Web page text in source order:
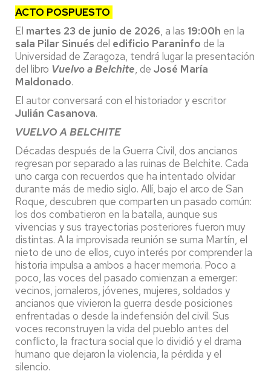
ACTO POSPUESTO
El martes 23 de junio de 2026, a las 19:00h en la
sala Pilar Sinués del edificio Paraninfo de la
Universidad de Zaragoza, tendrá lugar la presentación
del libro Vuelvo a Belchite, de José María
Maldonado.
El autor conversará con el historiador y escritor
Julián Casanova.
VUELVO A BELCHITE
Décadas después de la Guerra Civil, dos ancianos
regresan por separado a las ruinas de Belchite. Cada
uno carga con recuerdos que ha intentado olvidar
durante más de medio siglo. Allí, bajo el arco de San
Roque, descubren que comparten un pasado común:
los dos combatieron en la batalla, aunque sus
vivencias y sus trayectorias posteriores fueron muy
distintas. A la improvisada reunión se suma Martín, el
nieto de uno de ellos, cuyo interés por comprender la
historia impulsa a ambos a hacer memoria. Poco a
poco, las voces del pasado comienzan a emerger:
vecinos, jornaleros, jóvenes, mujeres, soldados y
ancianos que vivieron la guerra desde posiciones
enfrentadas o desde la indefensión del civil. Sus
voces reconstruyen la vida del pueblo antes del
conflicto, la fractura social que lo dividió y el drama
humano que dejaron la violencia, la pérdida y el
silencio.